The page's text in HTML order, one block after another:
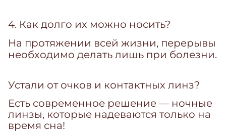
4. Как долго их можно носить?
На протяжении всей жизни, перерывы
необходимо делать лишь при болезни.
Устали от очков и контактных линз?
Есть современное решение — ночные
линзы, которые надеваются только на
время сна!